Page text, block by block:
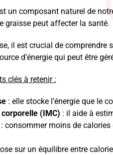
un composant naturel de
graisse peut affecter la santé.
il est crucial de
d’énergie qui peut être
clés à retenir :
: elle stocke l’énergie que le
corporelle (IMC) : il aide à
consommer moins de calories
sur un équilibre entre